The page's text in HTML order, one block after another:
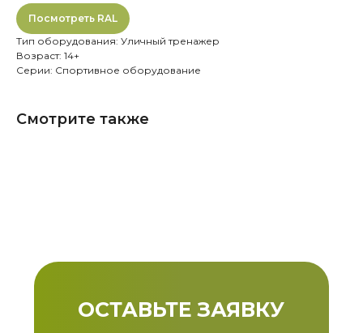
Посмотреть RAL
Тип оборудования: Уличный тренажер
Возраст: 14+
Серии: Спортивное оборудование
Смотрите также
ОСТАВЬТЕ ЗАЯВКУ